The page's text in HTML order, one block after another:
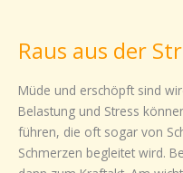
Raus aus der
Müde und erschöpft sind
Belastung und Stress
führen, die oft sogar von
Schmerzen begleitet wird.
der